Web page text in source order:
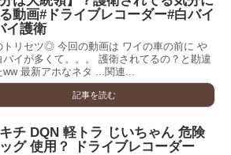
動画#ドライブレコーダー#白バイ
イ護衛
トリセツ◎ 今回の動画は ワイの車の前に や
バイが多くて。。。 護衛されてるの？と勘違
ww 最新アホなネタ ...関連...
記事を読む
チ DQN 軽トラ じいちゃん 危険
ッグ 使用？ ドライブレコーダー